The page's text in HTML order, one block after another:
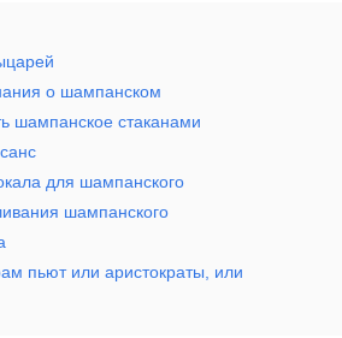
о шампанском
шампанское стаканами
для шампанского
шампанского
пьют или аристократы, или